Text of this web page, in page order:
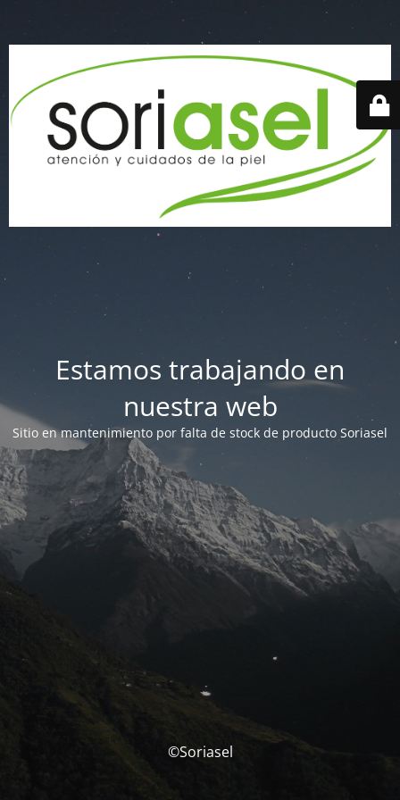
Estamos trabajando en
nuestra web
Sitio en mantenimiento por falta de stock de producto Soriasel
©Soriasel